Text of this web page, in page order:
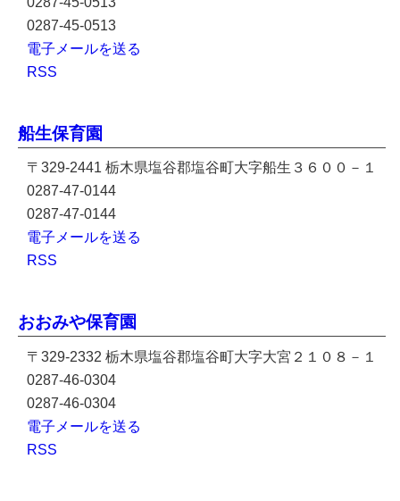
0287-45-0513
電子メールを送る
RSS
船生保育園
〒329-2441 栃木県塩谷郡塩谷町大字船生３６００－１
0287-47-0144
0287-47-0144
電子メールを送る
RSS
おおみや保育園
〒329-2332 栃木県塩谷郡塩谷町大字大宮２１０８－１
0287-46-0304
0287-46-0304
電子メールを送る
RSS